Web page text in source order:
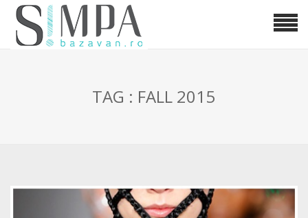
TAG : FALL 2015